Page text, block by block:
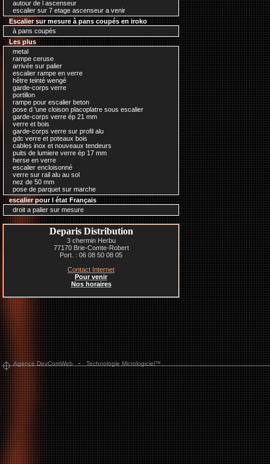
autour de l ascenseur
escalier sur 7 etage ascenseur a venir
Escalier sur mesure à pans coupés en iroko
à pans coupés
Les plus
metal
rampe ceruse
arrivée sur palier
escalier rampe en verre
hêtre teinté wengé
garde-corps verre
portillon
rampe pour escalier beton
pose d 'une cloison placoplatre sous escalier
garde-corps verre ép 21 mm
verre et bois
garde-corps verre sur profil alu
gdc verre et poteaux bois
cables inox et nouveaux tendeurs
puits de lumiere verre ép 17 mm
herse en verre
escalier encloisonné
verre sur rail alu au sol
nez de 50 mm
pose de parquet sur marche
escalier pour l état Français
droit a palier sur mesure
Deparis Distribution
3 chermin Herbu
77170 Brie-Comte-Robert
Port. : 06 08 50 08 05
Contact Internet
Pour venir
Nos horaires
Agence DevComWeb-Technologie Micrologiciel™